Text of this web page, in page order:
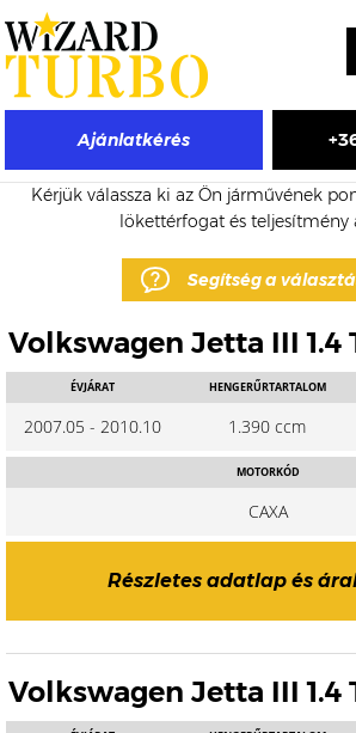
Ajánlatkérés
Volkswagen Jetta eladó
Kérjük válassza ki az Ön járművének
lökettérfogat és teljesítmény
Segítség a
Volkswagen Jetta III 1.4
ÉVJÁRAT
2007.05 - 2010.10
HENGERŰRTARTALOM
1.390 ccm
MOTORKÓD
CAXA
Részletes adatlap és
Volkswagen Jetta III 1.4